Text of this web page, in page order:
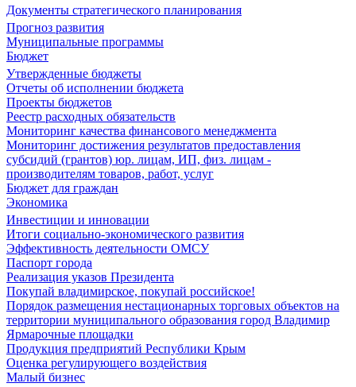
Документы стратегического планирования
Прогноз развития
Муниципальные программы
Бюджет
Утвержденные бюджеты
Отчеты об исполнении бюджета
Проекты бюджетов
Реестр расходных обязательств
Мониторинг качества финансового менеджмента
Мониторинг достижения результатов предоставления
субсидий (грантов) юр. лицам, ИП, физ. лицам -
производителям товаров, работ, услуг
Бюджет для граждан
Экономика
Инвестиции и инновации
Итоги социально-экономического развития
Эффективность деятельности ОМСУ
Паспорт города
Реализация указов Президента
Покупай владимирское, покупай российское!
Порядок размещения нестационарных торговых объектов на
территории муниципального образования город Владимир
Ярмарочные площадки
Продукция предприятий Республики Крым
Оценка регулирующего воздействия
Малый бизнес